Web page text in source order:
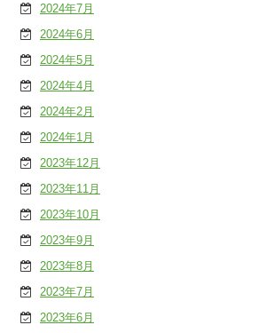
2024年7月
2024年6月
2024年5月
2024年4月
2024年2月
2024年1月
2023年12月
2023年11月
2023年10月
2023年9月
2023年8月
2023年7月
2023年6月